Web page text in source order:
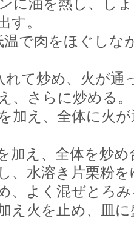
に油を熱し、し
す。
で肉をほぐしな
れて炒め、火が通
、さらに炒める。
加え、全体に火
加え、全体を炒
、水溶き片栗粉
、よく混ぜとろ
え火を止め、皿に